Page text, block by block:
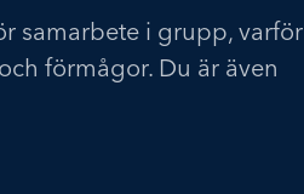
samarbete i grupp, varför
förmågor. Du är även